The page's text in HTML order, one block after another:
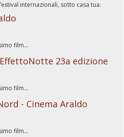
internazionali, sotto casa tua.
film...
23a edizione
film...
- Cinema Araldo
film...